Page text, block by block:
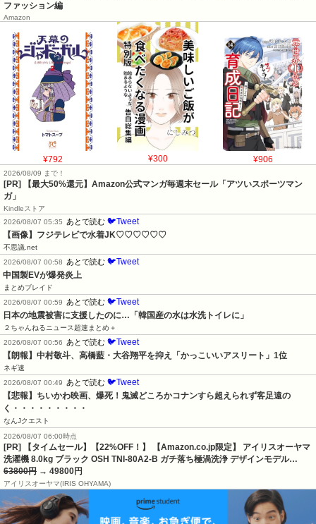
ファッション編
Amazon
¥792 ¥300 ¥906
2026/08/09 まで！
[PR]
【最大50%還元】Amazon公式マンガ毎週末セール「アツいスポーツマン
ガ」
Kindleストア
2026/08/07 05:35
あとで読む 🐦Tweet
【画像】フジテレビで水着JK♡♡♡♡♡♡
不思議.net
2026/08/07 00:58
あとで読む 🐦Tweet
中国製EVが爆発炎上
まとめブレイド
2026/08/07 00:59
あとで読む 🐦Tweet
日本の地震被害に支援したのに…「韓国産の水は水洗トイレに」
２ちゃんねるニュース超速まとめ＋
2026/08/07 00:56
あとで読む 🐦Tweet
【朗報】中村敬斗、高橋藍・大谷翔平を抑え「かっこいいアスリート」1位
ネギ速
2026/08/07 00:49
あとで読む 🐦Tweet
【悲報】ちいかわ映画、爆死！鬼滅どころかコナンすら超えられず客足遠の
く・・・・・・・・・
なんJクエスト
2026/08/07 06:00時点
[PR] 【タイムセール】【22%OFF！】 【Amazon.co.jp限定】 アイリスオーヤマ
洗濯機 8.0kg ブラック OSH TNI-80A2-B ガチ落ち極渦洗浄 デザインモデル…
63800円 → 49800円
アイリスオーヤマ(IRIS OHYAMA)